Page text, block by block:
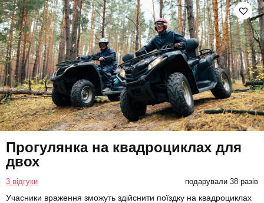
Прогулянка на квадроциклах для
двох
3 відгуки подарували 38 разів
Учасники враження зможуть здійснити поїздку на квадроциклах